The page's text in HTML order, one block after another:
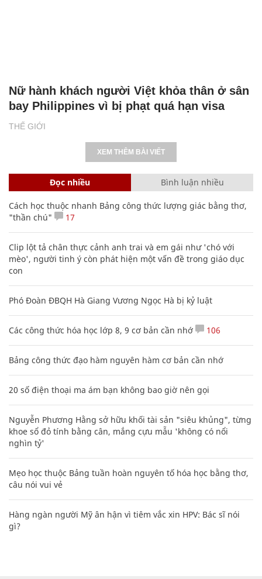
THẾ GIỚI
Nữ hành khách người Việt khỏa thân ở sân
bay Philippines vì bị phạt quá hạn visa
XEM THÊM BÀI VIẾT
Đọc nhiều Bình luận nhiều
Cách học thuộc nhanh Bảng công thức lượng giác bằng thơ,
"thần chú"
17
Clip lột tả chân thực cảnh anh trai và em gái như 'chó với
mèo', người tinh ý còn phát hiện một vấn đề trong giáo dục
con
Phó Đoàn ĐBQH Hà Giang Vương Ngọc Hà bị kỷ luật
Các công thức hóa học lớp 8, 9 cơ bản cần nhớ 106
Bảng công thức đạo hàm nguyên hàm cơ bản cần nhớ
20 số điện thoại ma ám bạn không bao giờ nên gọi
Nguyễn Phương Hằng sở hữu khối tài sản "siêu khủng", từng
khoe sổ đỏ tính bằng cân, mắng cựu mẫu 'không có nổi
nghìn tỷ'
Mẹo học thuộc Bảng tuần hoàn nguyên tố hóa học bằng thơ,
câu nói vui vẻ
Hàng ngàn người Mỹ ân hận vì tiêm vắc xin HPV: Bác sĩ nói
gì?